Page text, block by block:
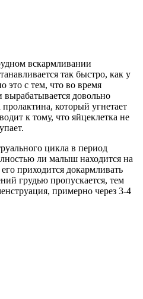
вскармливании
так быстро, как у
это с тем, что во время
вырабатывается довольно
который угнетает
к тому, что яйцеклетка не
цикла в период
ли малыш находится на
приходится докармливать
грудью пропускается, тем
примерно через 3-4